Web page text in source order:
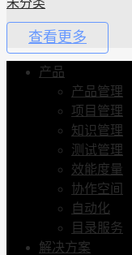
未分类
查看更多
产品
产品管理
项目管理
知识管理
测试管理
效能度量
协作空间
自动化
目录服务
解决方案